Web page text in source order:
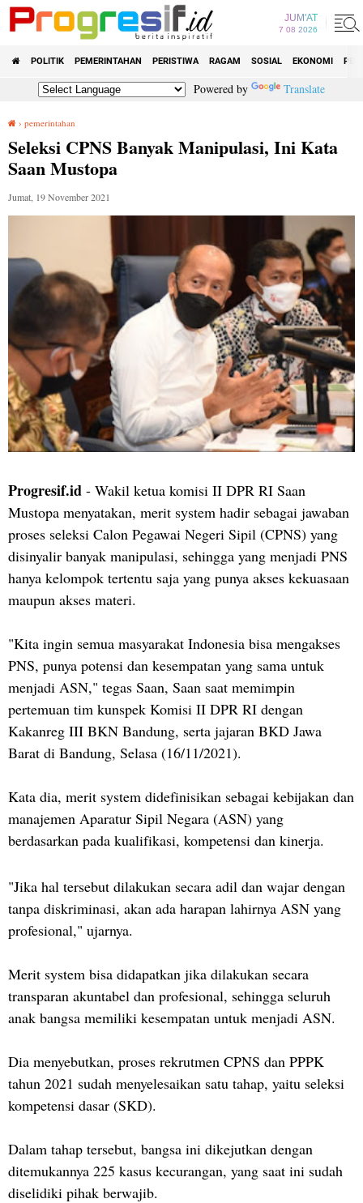
JUM'AT
7 08 2026
POLITIK PEMERINTAHAN PERISTIWA RAGAM SOSIAL EKONOMI
Powered by Translate
› pemerintahan
Seleksi CPNS Banyak Manipulasi, Ini Kata
Saan Mustopa
Jumat, 19 November 2021
Progresif.id - Wakil ketua komisi II DPR RI Saan
Mustopa menyatakan, merit system hadir sebagai jawaban
proses seleksi Calon Pegawai Negeri Sipil (CPNS) yang
disinyalir banyak manipulasi, sehingga yang menjadi PNS
hanya kelompok tertentu saja yang punya akses kekuasaan
maupun akses materi.
"Kita ingin semua masyarakat Indonesia bisa mengakses
PNS, punya potensi dan kesempatan yang sama untuk
menjadi ASN," tegas Saan, Saan saat memimpin
pertemuan tim kunspek Komisi II DPR RI dengan
Kakanreg III BKN Bandung, serta jajaran BKD Jawa
Barat di Bandung, Selasa (16/11/2021).
Kata dia, merit system didefinisikan sebagai kebijakan dan
manajemen Aparatur Sipil Negara (ASN) yang
berdasarkan pada kualifikasi, kompetensi dan kinerja.
"Jika hal tersebut dilakukan secara adil dan wajar dengan
tanpa diskriminasi, akan ada harapan lahirnya ASN yang
profesional," ujarnya.
Merit system bisa didapatkan jika dilakukan secara
transparan akuntabel dan profesional, sehingga seluruh
anak bangsa memiliki kesempatan untuk menjadi ASN.
Dia menyebutkan, proses rekrutmen CPNS dan PPPK
tahun 2021 sudah menyelesaikan satu tahap, yaitu seleksi
kompetensi dasar (SKD).
Dalam tahap tersebut, bangsa ini dikejutkan dengan
ditemukannya 225 kasus kecurangan, yang saat ini sudah
diselidiki pihak berwajib.